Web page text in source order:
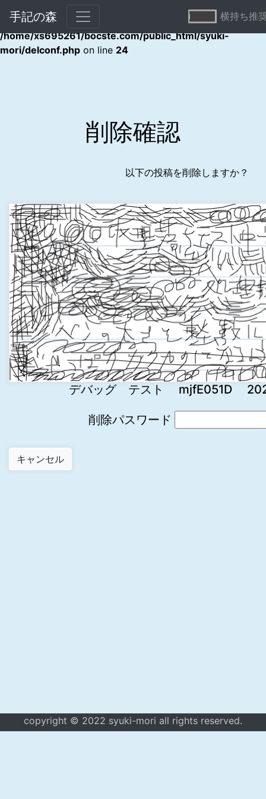
Warning: Undefined array key "error" in
/home/xs695261/bocste.com/public_html/syuki-
mori/delconf.php on line 24
手記の森 横持ち推
削除確認
以下の投稿を削除しますか？
デバッグ テスト mjfE051D
削除パスワード
copyright © 2022 syuki-mori all rights reserved.